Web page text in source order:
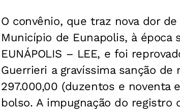
O convênio, que traz nova dor
Município de Eunapolis, à época
EUNÁPOLIS – LEE, e foi
Guerrieri a gravíssima sanção
297.000,00 (duzentos e
bolso. A impugnação do registro